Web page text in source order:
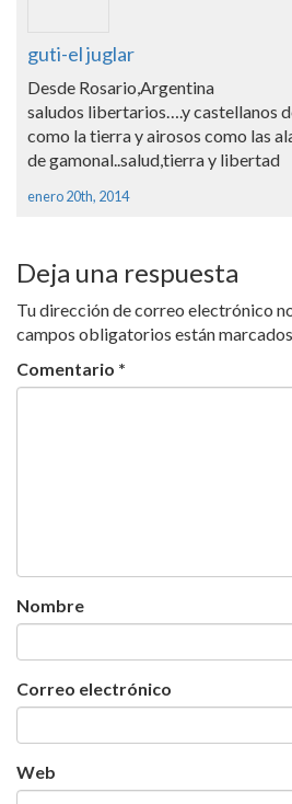
guti-el juglar
Desde Rosario,Argentina
saludos libertarios….y castellanos
como la tierra y airosos como las
de gamonal..salud,tierra y libertad
enero 20th, 2014
Deja una respuesta
Tu dirección de correo electrónico
campos obligatorios están
Comentario *
Nombre
Correo electrónico
Web